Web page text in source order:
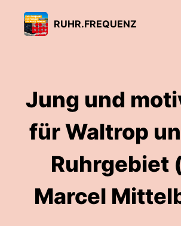
RUHR.FREQUENZ
Jung und
für Waltrop
Ruhrgebiet
Marcel